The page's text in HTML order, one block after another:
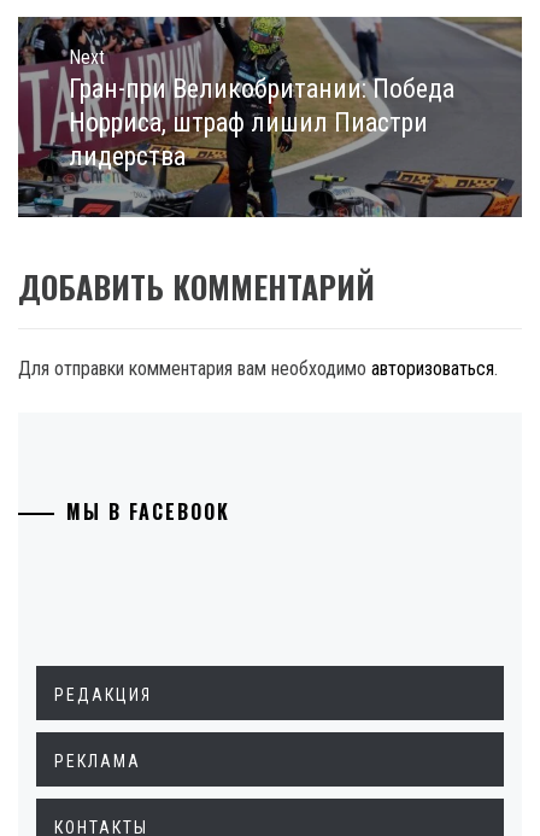
Next
Next
post:
Гран-при Великобритании: Победа
Норриса, штраф лишил Пиастри
лидерства
ДОБАВИТЬ КОММЕНТАРИЙ
Для отправки комментария вам необходимо авторизоваться.
МЫ В FACEBOOK
РЕДАКЦИЯ
РЕКЛАМА
КОНТАКТЫ